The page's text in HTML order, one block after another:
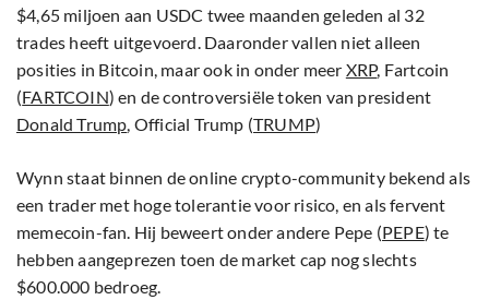
$4,65 miljoen aan USDC twee maanden geleden al 32
trades heeft uitgevoerd. Daaronder vallen niet alleen
posities in Bitcoin, maar ook in onder meer XRP, Fartcoin
(FARTCOIN) en de controversiële token van president
Donald Trump, Official Trump (TRUMP)
Wynn staat binnen de online crypto-community bekend als
een trader met hoge tolerantie voor risico, en als fervent
memecoin-fan. Hij beweert onder andere Pepe (PEPE) te
hebben aangeprezen toen de market cap nog slechts
$600.000 bedroeg.